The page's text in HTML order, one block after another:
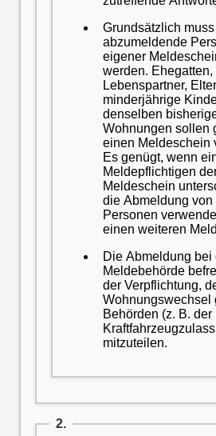
Grundsätzlich
abzumeldende
eigener
werden. Ehegatten,
Lebenspartner,
minderjährige
denselben
Wohnungen sollen
einen Meldeschein
Es genügt, wenn
Meldepflichtigen
Meldeschein
die Abmeldung von
Personen
einen weiteren
Die Abmeldung bei
Meldebehörde
der Verpflichtung,
Wohnungswechsel
Behörden (z. B. der
mitzuteilen.
2.